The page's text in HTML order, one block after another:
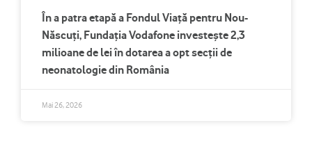
În a patra etapă a Fondul Viață pentru Nou-
Născuți, Fundația Vodafone investește 2,3
milioane de lei în dotarea a opt secții de
neonatologie din România
Mai 26, 2026